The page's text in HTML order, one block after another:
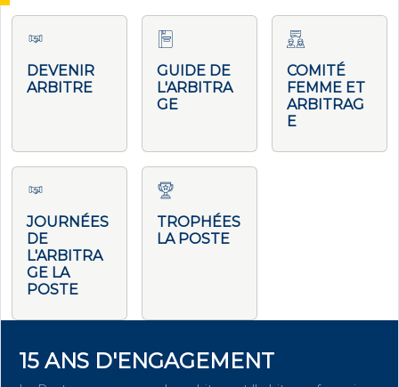
DEVENIR
ARBITRE
GUIDE DE
L'ARBITRA
GE
COMITÉ
FEMME ET
ARBITRAG
E
JOURNÉES
DE
L'ARBITRA
GE LA
POSTE
TROPHÉES
LA POSTE
15 ANS D'ENGAGEMENT